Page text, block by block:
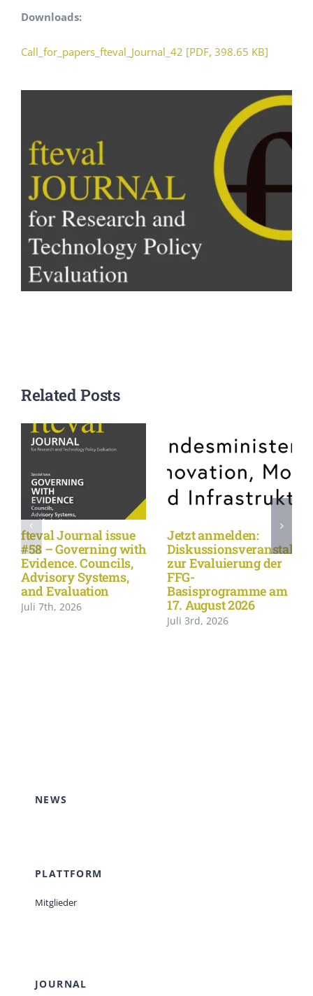
Downloads:
Call_for_papers_fteval_Journal_42 [PDF, 398.65 KB]
Related Posts
fteval Journal issue
#58 – Governing with
Evidence. Councils,
Advisory Systems,
and Evaluation
Juli 7th, 2026
Jetzt anmelden:
zur Evaluierung der
FFG-
Basisprogramme am
17. August 2026
Juli 3rd, 2026
NEWS
PLATTFORM
Mitglieder
JOURNAL